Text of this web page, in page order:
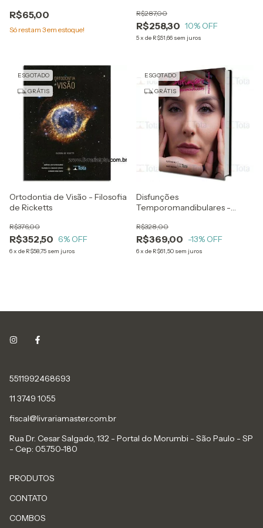
R$65,00
Só restam 3em estoque!
Temporomandibular - Guia
Clínico
R$258,30
R$287,00
10% OFF
5x de R$51,66 sem juros
ESGOTADO
GRÁTIS
Ortodontia de Visão - Filosofia
de Ricketts
R$352,50
R$376,00
6% OFF
6x de R$58,75 sem juros
ESGOTADO
GRÁTIS
Disfunções
Temporomandibulares -
R$369,00
R$328,00
-13% OFF
6x de R$61,50 sem juros
5511992468693
11 3749 1055
fiscal@livrariamaster.com.br
Rua Dr. Cesar Salgado, 132 - Portal do Morumbi - São Paulo - SP
- Cep: 05.750-180
PRODUTOS
CONTATO
COMBOS